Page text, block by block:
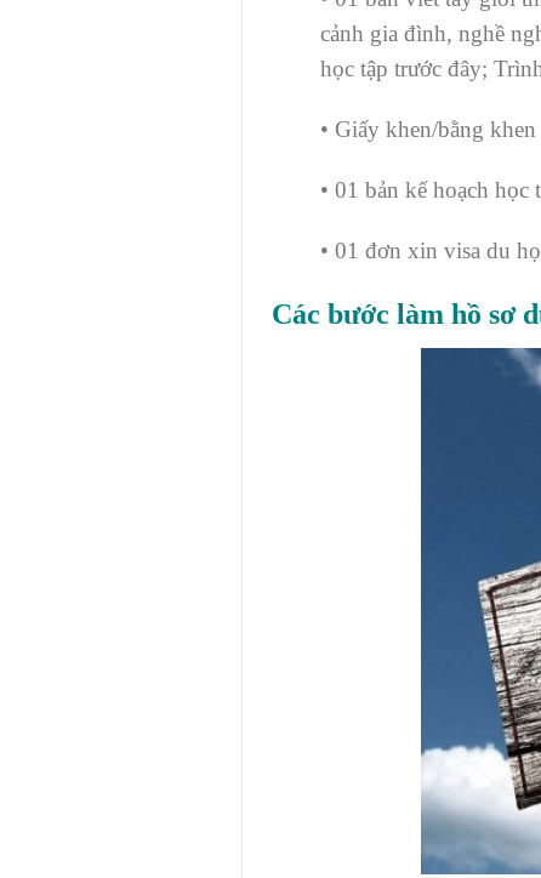
cảnh gia đình, nghề
học tập trước đây;
• Giấy khen/bằng
• 01 bản kế hoạch
• 01 đơn xin visa du
Các bước làm hồ sơ